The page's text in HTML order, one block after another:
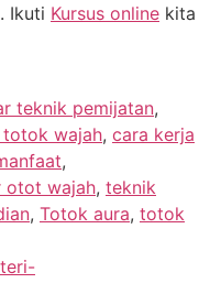
Ikuti Kursus online kita
teknik pemijatan,
totok wajah, cara kerja
,
otot wajah, teknik
, Totok aura, totok